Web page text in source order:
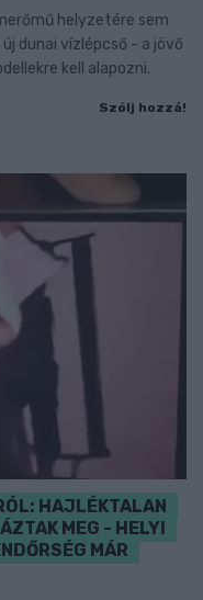
helyzetére sem
dunai vízlépcső - a jövő
kell alapozni.
Szólj hozzá!
HAJLÉKTALAN
MEG - HELYI
MÁR